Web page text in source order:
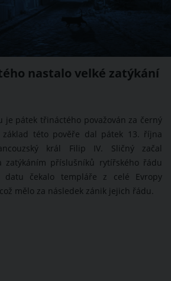
nastalo velké zatýkání
je pátek třináctého považován za černý
základ této pověře dal pátek 13. října
král Filip IV. Sličný začal
zatýkáním příslušníků rytířského řádu
datu čekalo templáře z celé Evropy
mělo za následek zánik jejich řádu.